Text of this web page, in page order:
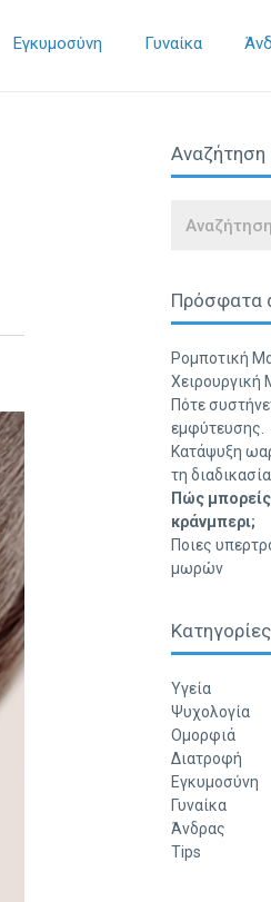
Εγκυμοσύνη Γυναίκα
Αναζήτηση
Πρόσφατα
Ρομποτική
Χειρουργική
Πότε
εμφύτευσης.
Κατάψυξη
τη διαδικασία
Πώς
κράνμπερι;
Ποιες
μωρών
Κατηγορίες
Υγεία
Ψυχολογία
Ομορφιά
Διατροφή
Εγκυμοσύνη
Γυναίκα
Άνδρας
Tips